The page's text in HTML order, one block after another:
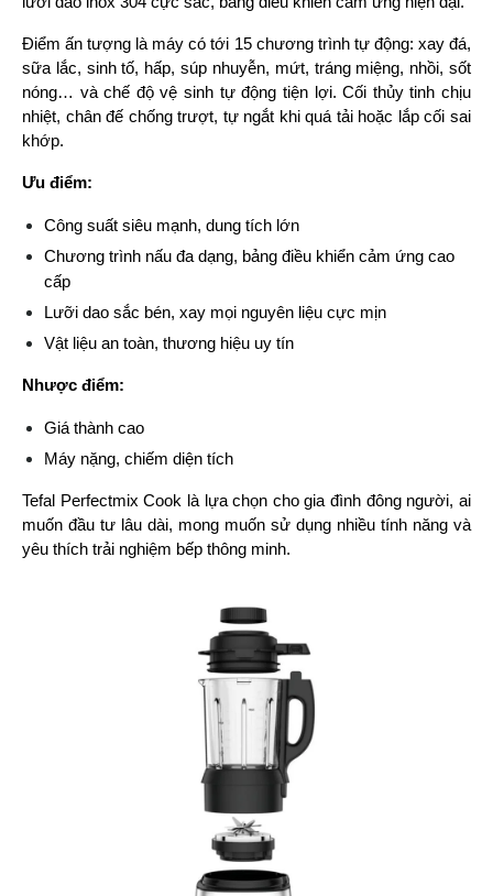
Điểm ấn tượng là máy có tới 15 chương trình tự động: xay đá,
sữa lắc, sinh tố, hấp, súp nhuyễn, mứt, tráng miệng, nhồi, sốt
nóng… và chế độ vệ sinh tự động tiện lợi. Cối thủy tinh chịu
nhiệt, chân đế chống trượt, tự ngắt khi quá tải hoặc lắp cối sai
khớp.
Ưu điểm:
Công suất siêu mạnh, dung tích lớn
Chương trình nấu đa dạng, bảng điều khiển cảm ứng cao
cấp
Lưỡi dao sắc bén, xay mọi nguyên liệu cực mịn
Vật liệu an toàn, thương hiệu uy tín
Nhược điểm:
Giá thành cao
Máy nặng, chiếm diện tích
Tefal Perfectmix Cook là lựa chọn cho gia đình đông người, ai
muốn đầu tư lâu dài, mong muốn sử dụng nhiều tính năng và
yêu thích trải nghiệm bếp thông minh.